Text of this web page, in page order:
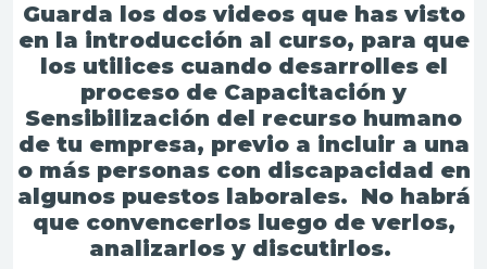
Guarda los dos videos que has visto
en la introducción al curso, para que
los utilices cuando desarrolles el
proceso de Capacitación y
Sensibilización del recurso humano
de tu empresa, previo a incluir a una
o más personas con discapacidad en
algunos puestos laborales. No habrá
que convencerlos luego de verlos,
analizarlos y discutirlos.